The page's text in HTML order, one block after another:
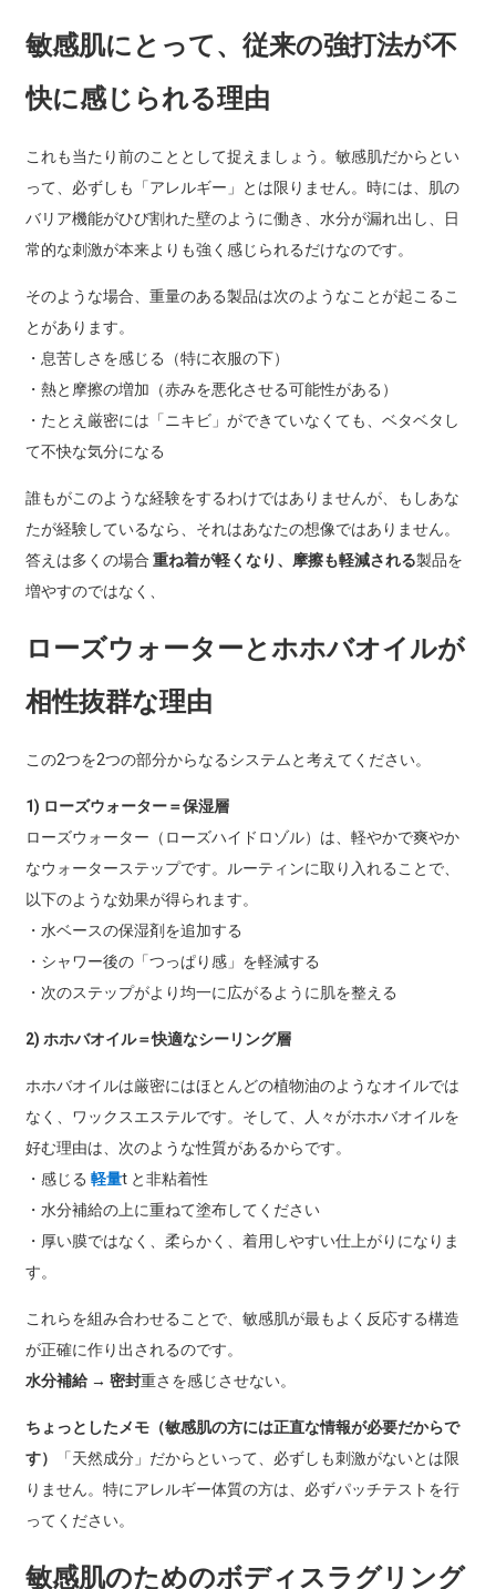
敏感肌にとって、従来の強打法が不
快に感じられる理由
これも当たり前のこととして捉えましょう。敏感肌だからとい
って、必ずしも「アレルギー」とは限りません。時には、肌の
バリア機能がひび割れた壁のように働き、水分が漏れ出し、日
常的な刺激が本来よりも強く感じられるだけなのです。
そのような場合、重量のある製品は次のようなことが起こるこ
とがあります。
・息苦しさを感じる（特に衣服の下）
・熱と摩擦の増加（赤みを悪化させる可能性がある）
・たとえ厳密には「ニキビ」ができていなくても、ベタベタし
て不快な気分になる
誰もがこのような経験をするわけではありませんが、もしあな
たが経験しているなら、それはあなたの想像ではありません。
答えは多くの場合 重ね着が軽くなり、摩擦も軽減される製品を
増やすのではなく、
ローズウォーターとホホバオイルが
相性抜群な理由
この2つを2つの部分からなるシステムと考えてください。
1) ローズウォーター＝保湿層
ローズウォーター（ローズハイドロゾル）は、軽やかで爽やか
なウォーターステップです。ルーティンに取り入れることで、
以下のような効果が得られます。
・水ベースの保湿剤を追加する
・シャワー後の「つっぱり感」を軽減する
・次のステップがより均一に広がるように肌を整える
2) ホホバオイル＝快適なシーリング層
ホホバオイルは厳密にはほとんどの植物油のようなオイルでは
なく、ワックスエステルです。そして、人々がホホバオイルを
好む理由は、次のような性質があるからです。
・感じる 軽量t と非粘着性
・水分補給の上に重ねて塗布してください
・厚い膜ではなく、柔らかく、着用しやすい仕上がりになりま
す。
これらを組み合わせることで、敏感肌が最もよく反応する構造
が正確に作り出されるのです。
水分補給 → 密封重さを感じさせない。
ちょっとしたメモ（敏感肌の方には正直な情報が必要だからで
す）
「天然成分」だからといって、必ずしも刺激がないとは限
りません。特にアレルギー体質の方は、必ずパッチテストを行
ってください。
敏感肌のためのボディスラグリング